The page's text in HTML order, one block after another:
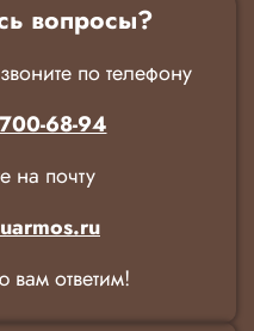
вопросы?
по телефону
68-94
на почту
ответим!